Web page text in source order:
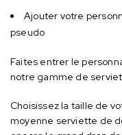
Ajouter votre
pseudo
Faites entrer le
notre gamme de
Choisissez la taille de
moyenne serviette de